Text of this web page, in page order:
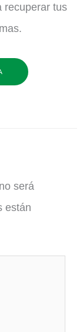
recuperar tus
será
están